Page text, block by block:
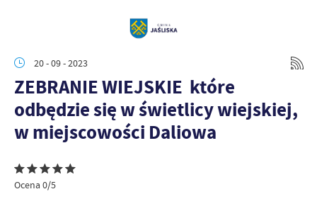
20 - 09 - 2023
ZEBRANIE WIEJSKIE które
odbędzie się w świetlicy wiejskiej,
w miejscowości Daliowa
Ocena 0/5